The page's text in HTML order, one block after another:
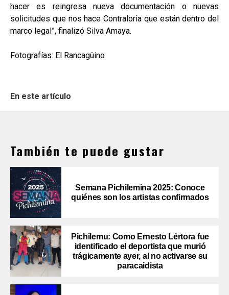
hacer es reingresa nueva documentación o nuevas
solicitudes que nos hace Contraloria que están dentro del
marco legal”, finalizó Silva Amaya.
Fotografías: El Rancagüino
En este artículo
También te puede gustar
Semana Pichilemina 2025: Conoce
quiénes son los artistas confirmados
Pichilemu: Como Ernesto Lértora fue
identificado el deportista que murió
trágicamente ayer, al no activarse su
paracaidista